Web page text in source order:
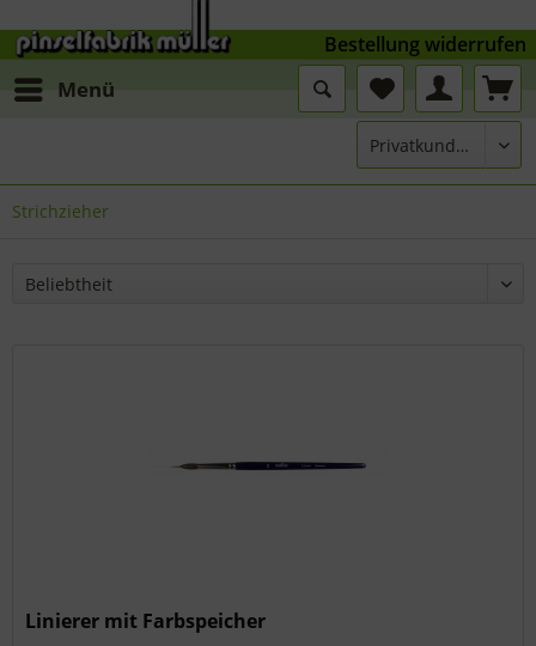
Menü
Strichzieher
Linierer mit Farbspeicher
Bestellung widerrufen